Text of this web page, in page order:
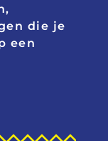
die je
een